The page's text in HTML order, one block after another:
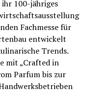
ihr 100-jähriges
Fachmesse für
entwickelt
Trends.
mit „Crafted in
Parfum bis zur